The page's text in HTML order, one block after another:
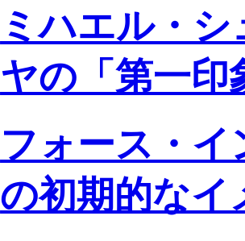
ミハエル・
ヤの「第一印
フォース・
の初期的なイ